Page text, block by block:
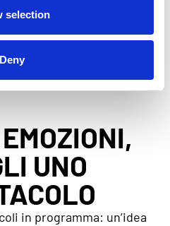
selection
Deny
UNO
in programma: un’idea